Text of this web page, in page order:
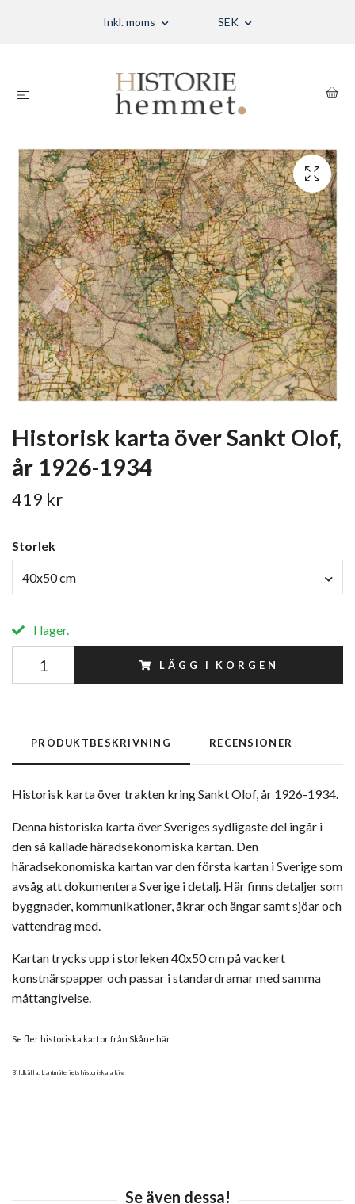
Inkl. moms SEK
Historisk karta över Sankt Olof,
år 1926-1934
419 kr
Storlek
40x50 cm
I lager.
LÄGG I KORGEN
PRODUKTBESKRIVNING RECENSIONER
Historisk karta över trakten kring Sankt Olof, år 1926-1934.
Denna historiska karta över Sveriges sydligaste del ingår i
den så kallade häradsekonomiska kartan. Den
häradsekonomiska kartan var den första kartan i Sverige som
avsåg att dokumentera Sverige i detalj. Här finns detaljer som
byggnader, kommunikationer, åkrar och ängar samt sjöar och
vattendrag med.
Kartan trycks upp i storleken 40x50 cm på vackert
konstnärspapper och passar i standardramar med samma
måttangivelse.
Se fler historiska kartor från Skåne här.
Bildkälla: Lantmäteriets historiska arkiv.